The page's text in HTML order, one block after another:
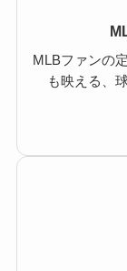
MLBファンの
も映える、